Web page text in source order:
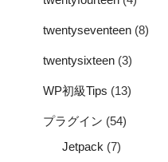
twentyseventeen (8)
twentysixteen (3)
WP初級Tips (13)
プラグイン (54)
Jetpack (7)